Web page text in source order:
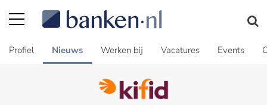
Profiel Nieuws Werken bij Vacatures Events